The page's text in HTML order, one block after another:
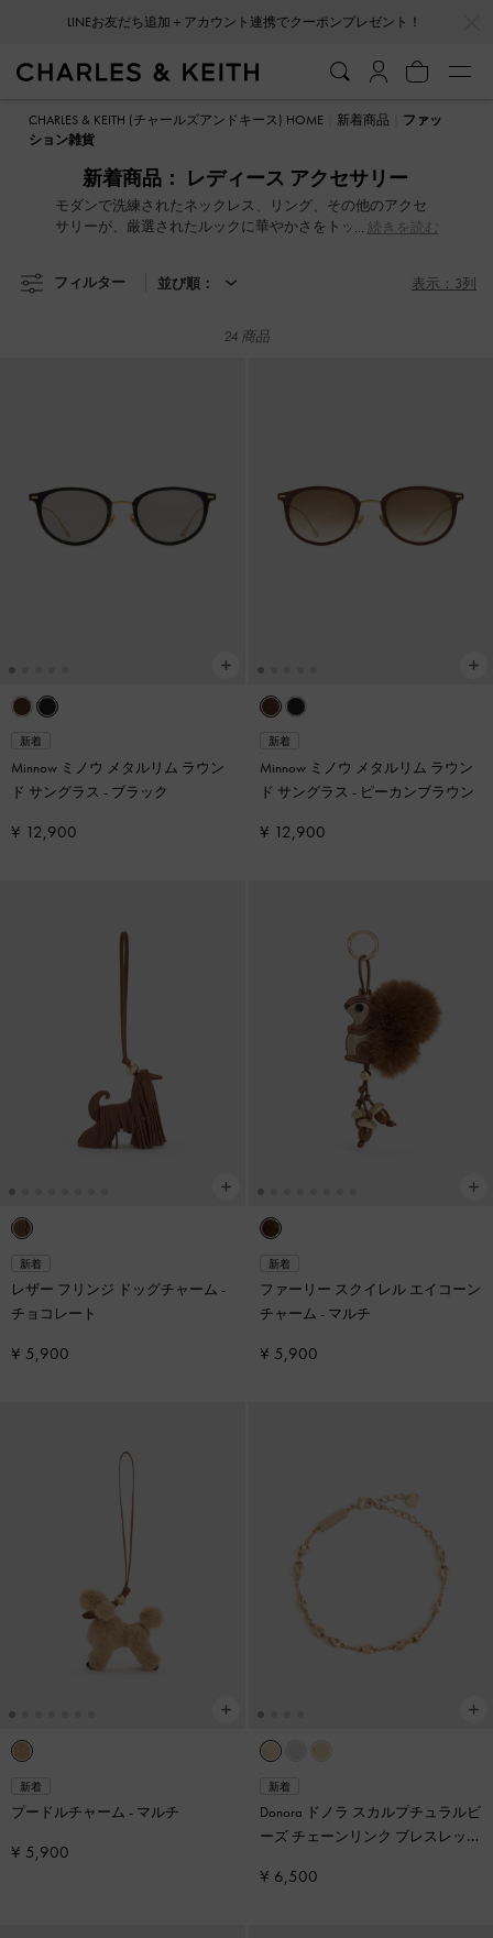
LINEお友だち追加＋アカウント連携でクーポンプレゼント！
LINEお友だち追加＋アカウント連携でクーポンプレゼント！
CHARLES & KEITH (チャールズアンドキース) HOME 新着商品
ファッ
ション雑貨
新着商品： レディース アクセサリー
モダンで洗練されたネックレス、リング、その他のアクセ
サリーが、厳選されたルックに華やかさをトッピングして
続きを読む
フィルター 並び順： 表示：3列
24 商品
新着
Minnow ミノウ メタルリム ラウン
ド サングラス - ブラック
¥ 12,900
新着
Minnow ミノウ メタルリム ラウン
ド サングラス - ピーカンブラウン
¥ 12,900
新着
レザー フリンジ ドッグチャーム -
チョコレート
¥ 5,900
新着
ファーリー スクイレル エイコーン
チャーム - マルチ
¥ 5,900
新着
プードルチャーム - マルチ
¥ 5,900
新着
Donora ドノラ スカルプチュラルビ
ーズ チェーンリンク ブレスレット
¥ 6,500